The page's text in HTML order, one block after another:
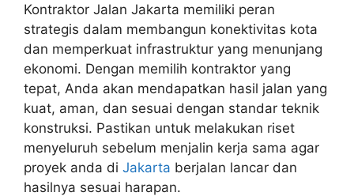
Kontraktor Jalan Jakarta memiliki peran
strategis dalam membangun konektivitas kota
dan memperkuat infrastruktur yang menunjang
ekonomi. Dengan memilih kontraktor yang
tepat, Anda akan mendapatkan hasil jalan yang
kuat, aman, dan sesuai dengan standar teknik
konstruksi. Pastikan untuk melakukan riset
menyeluruh sebelum menjalin kerja sama agar
proyek anda di Jakarta berjalan lancar dan
hasilnya sesuai harapan.